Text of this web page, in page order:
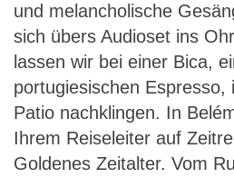
und melancholische
sich übers Audioset ins
lassen wir bei einer Bica,
portugiesischen Espresso,
Patio nachklingen. In
Ihrem Reiseleiter auf
Goldenes Zeitalter. Vom